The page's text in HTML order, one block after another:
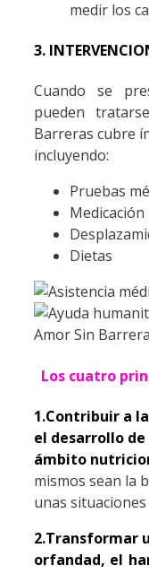
medir los
3.
Cuando se
pueden
Barreras cubre
incluyendo:
Pruebas
Medicación
Dietas
Los cuatro
1.Contribuir a
el desarrollo de
ámbito
mismos sean la
unas
2.Transformar
orfandad, el